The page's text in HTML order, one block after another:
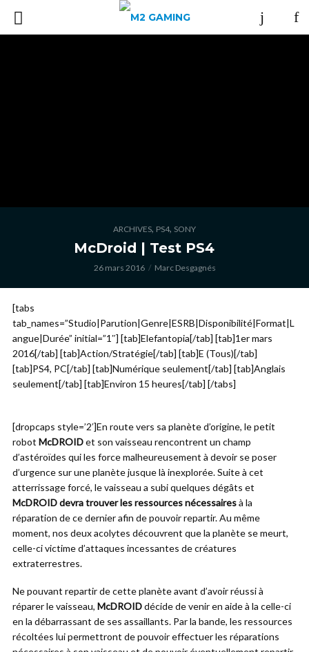
ARCHIVES, PS4, SONY
McDroid | Test PS4
26 mars 2016 Marc Desgagnés
[tabs
tab_names=”Studio|Parution|Genre|ESRB|Disponibilité|Format|L
angue|Durée” initial=”1″] [tab]Elefantopia[/tab] [tab]1er mars
2016[/tab] [tab]Action/Stratégie[/tab] [tab]E (Tous)[/tab]
[tab]PS4, PC[/tab] [tab]Numérique seulement[/tab] [tab]Anglais
seulement[/tab] [tab]Environ 15 heures[/tab] [/tabs]
[dropcaps style=’2′]En route vers sa planète d’origine, le petit
robot McDROIDet son vaisseau rencontrent un champ
d’astéroïdes qui les force malheureusement à devoir se poser
d’urgence sur une planète jusque là inexplorée. Suite à cet
atterrissage forcé, le vaisseau a subi quelques dégâts et
McDROID devra trouver les ressources nécessairesà la
réparation de ce dernier afin de pouvoir repartir. Au même
moment, nos deux acolytes découvrent que la planète se meurt,
celle-ci victime d’attaques incessantes de créatures
extraterrestres.
Ne pouvant repartir de cette planète avant d’avoir réussi à
réparer le vaisseau, McDROIDdécide de venir en aide à la celle-ci
en la débarrassant de ses assaillants. Par la bande, les ressources
récoltées lui permettront de pouvoir effectuer les réparations